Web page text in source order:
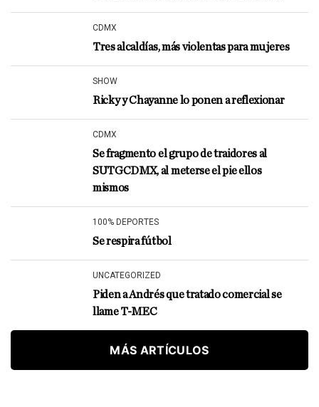
CDMX
Tres alcaldías, más violentas para mujeres
SHOW
Ricky y Chayanne lo ponen a reflexionar
CDMX
Se fragmento el grupo de traidores al
SUTGCDMX, al meterse el pie ellos
mismos
100% DEPORTES
Se respira fútbol
UNCATEGORIZED
Piden a Andrés que tratado comercial se
llame T-MEC
MÁS ARTÍCULOS